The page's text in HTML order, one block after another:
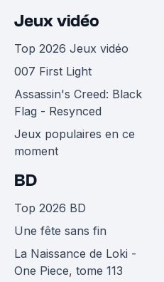
Jeux vidéo
Top 2026 Jeux vidéo
007 First Light
Assassin's Creed: Black
Flag - Resynced
Jeux populaires en ce
moment
BD
Top 2026 BD
Une fête sans fin
La Naissance de Loki -
One Piece, tome 113